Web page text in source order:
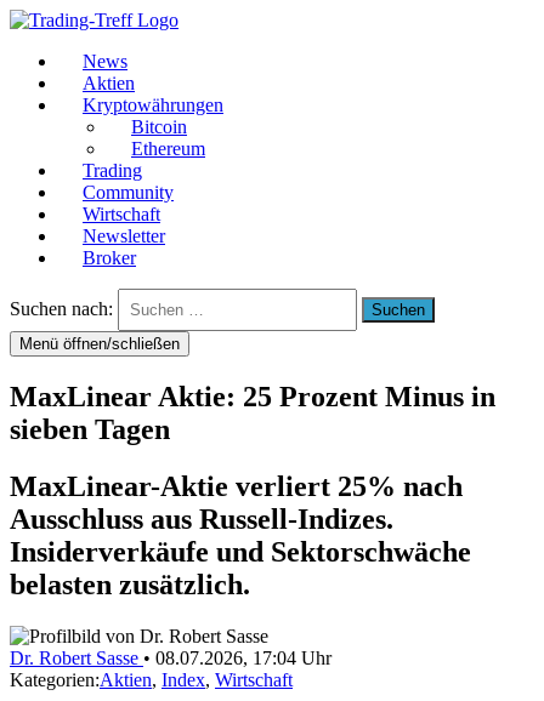
News
Aktien
Kryptowährungen
Bitcoin
Ethereum
Trading
Community
Wirtschaft
Newsletter
Broker
Suchen nach:
Menü öffnen/schließen
MaxLinear Aktie: 25 Prozent Minus in
sieben Tagen
MaxLinear-Aktie verliert 25% nach
Ausschluss aus Russell-Indizes.
Insiderverkäufe und Sektorschwäche
belasten zusätzlich.
Dr. Robert Sasse • 08.07.2026, 17:04 Uhr
Kategorien:Aktien, Index, Wirtschaft